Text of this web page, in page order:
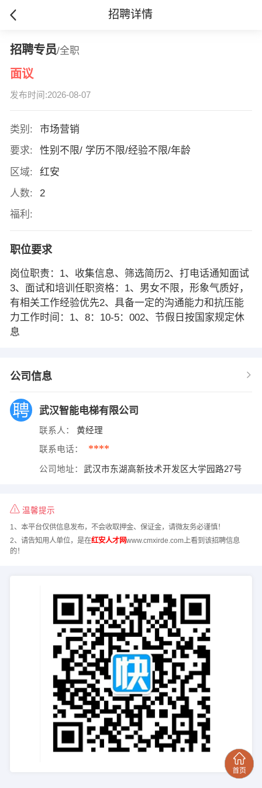
招聘详情
招聘专员/全职
面议
发布时间:2026-08-07
类别:
市场营销
要求:
性别不限/ 学历不限/经验不限/年龄
区域:
红安
人数:
2
福利:
职位要求
岗位职责：1、收集信息、筛选简历2、打电话通知面试
3、面试和培训任职资格：1、男女不限，形象气质好，
有相关工作经验优先2、具备一定的沟通能力和抗压能
力工作时间：1、8：10-5：002、节假日按国家规定休
息
公司信息
武汉智能电梯有限公司
联系人： 黄经理
联系电话： ****
公司地址： 武汉市东湖高新技术开发区大学园路27号
温馨提示
1、本平台仅供信息发布，不会收取押金、保证金，请微友务必谨慎！
2、请告知用人单位，是在红安人才网www.cmxirde.com上看到该招聘信息
的！